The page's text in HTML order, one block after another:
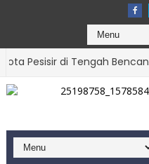
Bencana Dan Era
Targetkan Organisasi